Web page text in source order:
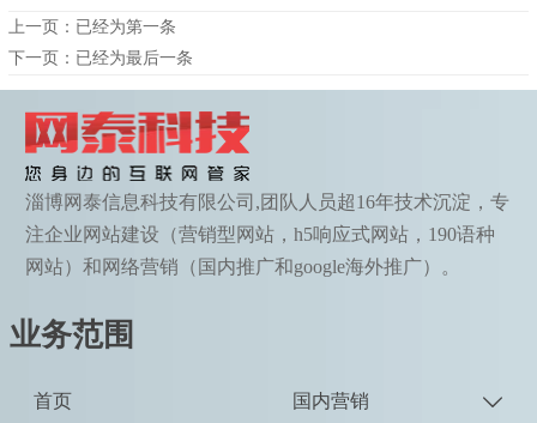
上一页：已经为第一条
下一页：已经为最后一条
淄博网泰信息科技有限公司,团队人员超16年技术沉淀，专
注企业网站建设（营销型网站，h5响应式网站，190语种
网站）和网络营销（国内推广和google海外推广）。
业务范围
首页 国内营销 